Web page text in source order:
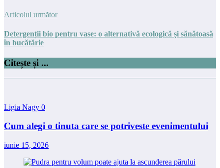
Articolul următor
Detergenții bio pentru vase: o alternativă ecologică și sănătoasă
în bucătărie
Citește și ...
Ligia Nagy 0
Cum alegi o tinuta care se potriveste evenimentului
iunie 15, 2026